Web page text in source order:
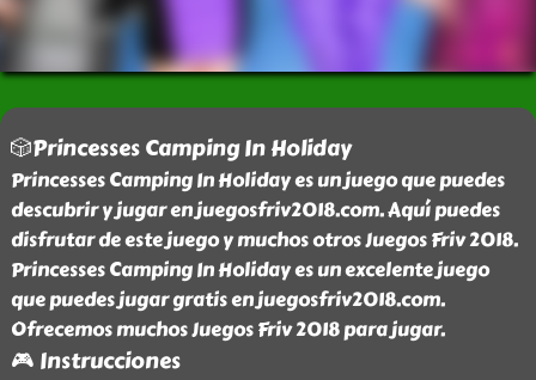
🎲Princesses Camping In Holiday
Princesses Camping In Holiday es un juego que puedes
descubrir y jugar en juegosfriv2018.com. Aquí puedes
disfrutar de este juego y muchos otros Juegos Friv 2018.
Princesses Camping In Holiday es un excelente juego
que puedes jugar gratis en juegosfriv2018.com.
Ofrecemos muchos Juegos Friv 2018 para jugar.
🎮 Instrucciones